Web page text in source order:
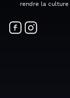
rendre la